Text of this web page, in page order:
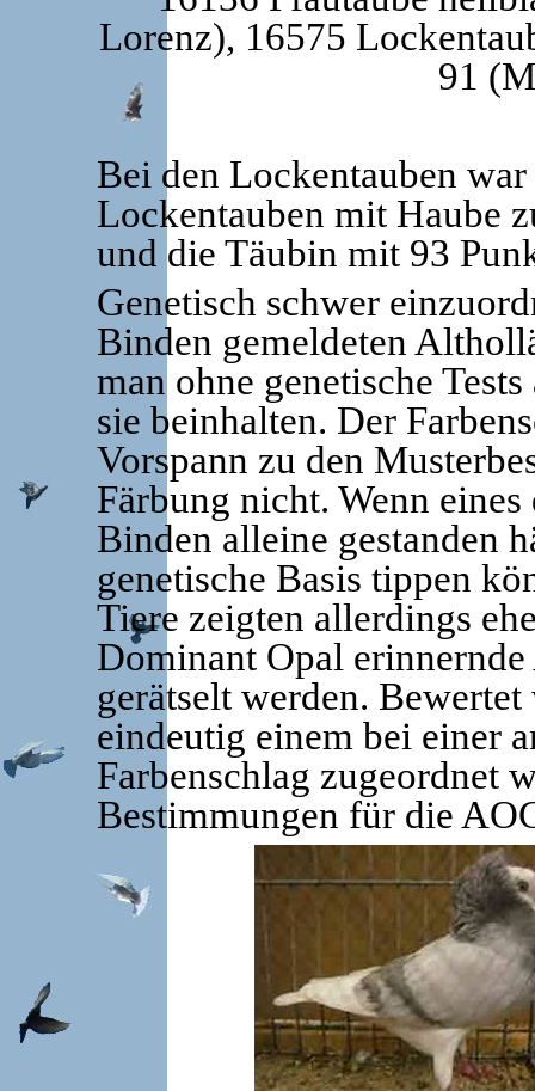
Lorenz), 16575
91
Bei den Lockentauben
Lockentauben mit Haube
und die Täubin mit 93
Genetisch schwer
Binden gemeldeten
man ohne genetische
sie beinhalten. Der
Vorspann zu den
Färbung nicht. Wenn
Binden alleine gestanden
genetische Basis tippen
Tiere zeigten allerdings
Dominant Opal
gerätselt werden.
eindeutig einem bei einer
Farbenschlag zugeordnet
Bestimmungen für die